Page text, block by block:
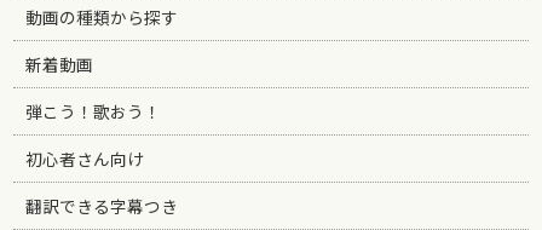
動画の種類から探す
新着動画
弾こう！歌おう！
初心者さん向け
翻訳できる字幕つき